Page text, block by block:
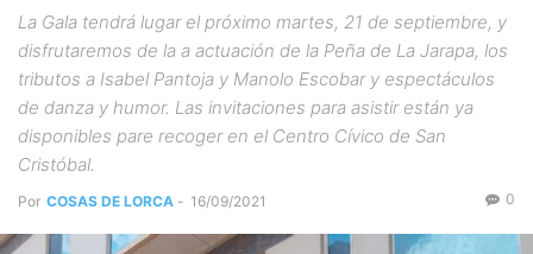
La Gala tendrá lugar el próximo martes, 21 de septiembre, y
disfrutaremos de la a actuación de la Peña de La Jarapa, los
tributos a Isabel Pantoja y Manolo Escobar y espectáculos
de danza y humor. Las invitaciones para asistir están ya
disponibles pare recoger en el Centro Cívico de San
Cristóbal.
Por COSAS DE LORCA - 16/09/2021 0